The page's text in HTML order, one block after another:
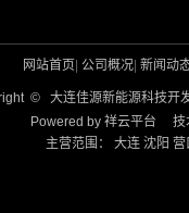
网站首页 公司概况 新闻动
© 大连佳源新能源科技开
Powered by 祥云平台 技
主营范围： 大连 沈阳 营